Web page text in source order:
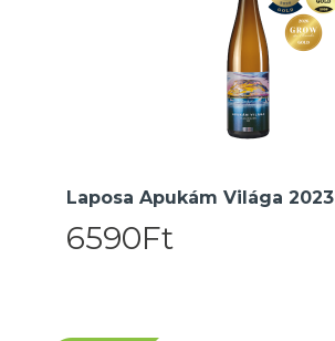
Laposa Apukám Világa 2023
6590Ft